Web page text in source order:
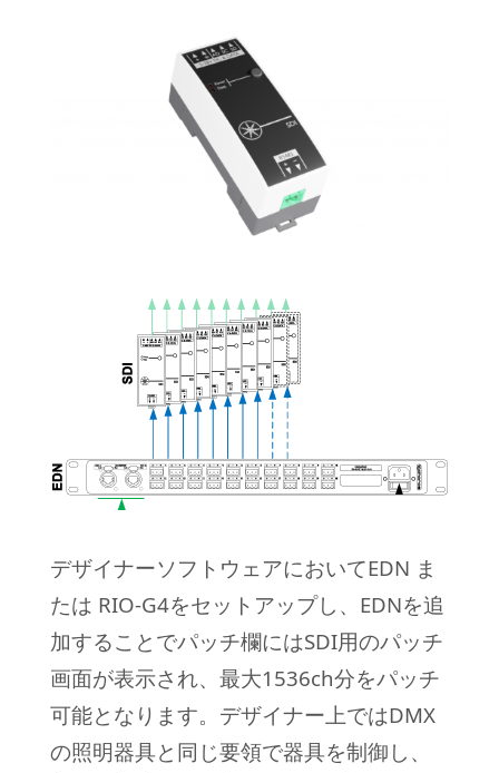
デザイナーソフトウェアにおいてEDN ま
たは RIO-G4をセットアップし、EDNを追
加することでパッチ欄にはSDI用のパッチ
画面が表示され、最大1536ch分をパッチ
可能となります。デザイナー上ではDMX
の照明器具と同じ要領で器具を制御し、